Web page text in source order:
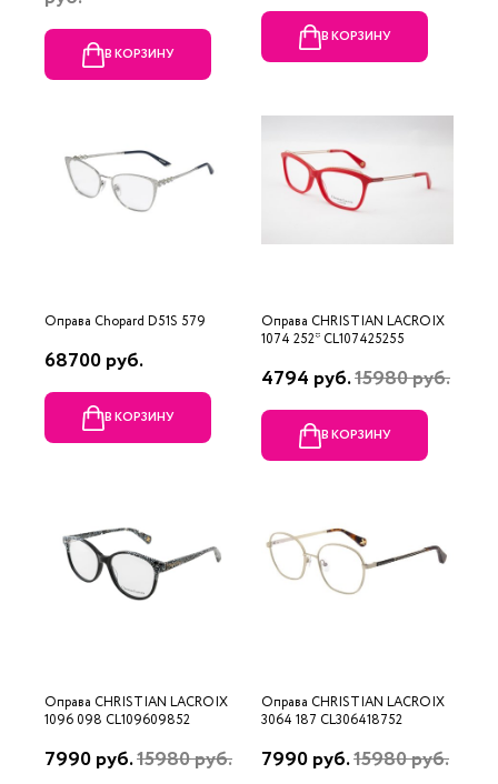
В КОРЗИНУ
В КОРЗИНУ
Оправа Chopard D51S 579
68700 руб.
В КОРЗИНУ
Оправа CHRISTIAN LACROIX
1074 252* CL107425255
4794 руб.15980 руб.
В КОРЗИНУ
Оправа CHRISTIAN LACROIX
1096 098 CL109609852
7990 руб.15980 руб.
Оправа CHRISTIAN LACROIX
3064 187 CL306418752
7990 руб.15980 руб.